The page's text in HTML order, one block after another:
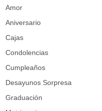
Amor
Aniversario
Cajas
Condolencias
Cumpleaños
Desayunos Sorpresa
Graduación